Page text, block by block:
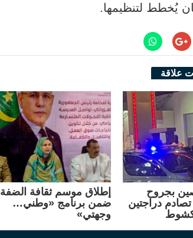
يُخطط لتنظيمها.
علاقة
بجروح
دراجتين
إطلاق موسم ثقافة الضفة
ضمن برنامج «وطني…
وجهتي»